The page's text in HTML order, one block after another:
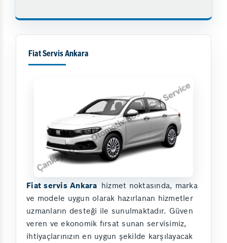
Fiat Servis Ankara
Fiat servis Ankara hizmet noktasında, marka
ve modele uygun olarak hazırlanan hizmetler
uzmanların desteği ile sunulmaktadır. Güven
veren ve ekonomik fırsat sunan servisimiz,
ihtiyaçlarınızın en uygun şekilde karşılayacak